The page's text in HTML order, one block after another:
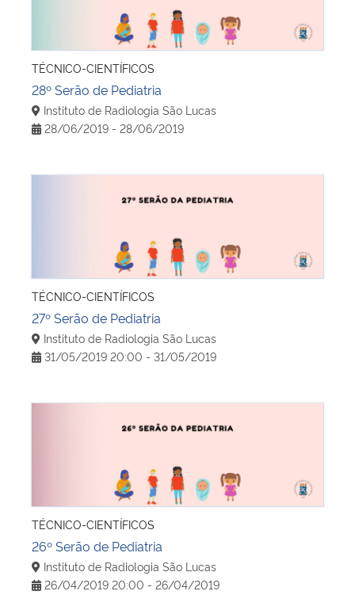
TÉCNICO-CIENTÍFICOS
28º Serão de Pediatria
Instituto de Radiologia São Lucas
28/06/2019 - 28/06/2019
TÉCNICO-CIENTÍFICOS
27º Serão de Pediatria
Instituto de Radiologia São Lucas
31/05/2019 20:00 - 31/05/2019
TÉCNICO-CIENTÍFICOS
26º Serão de Pediatria
Instituto de Radiologia São Lucas
26/04/2019 20:00 - 26/04/2019